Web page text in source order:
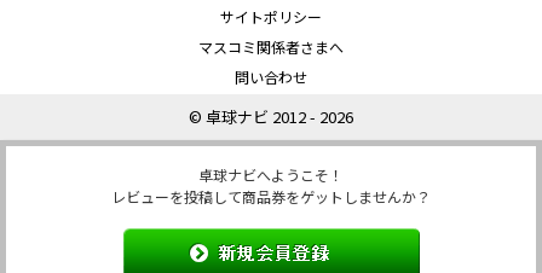
サイトポリシー
マスコミ関係者さまへ
問い合わせ
© 卓球ナビ 2012 - 2026
卓球ナビへようこそ！
レビューを投稿して商品券をゲットしませんか？